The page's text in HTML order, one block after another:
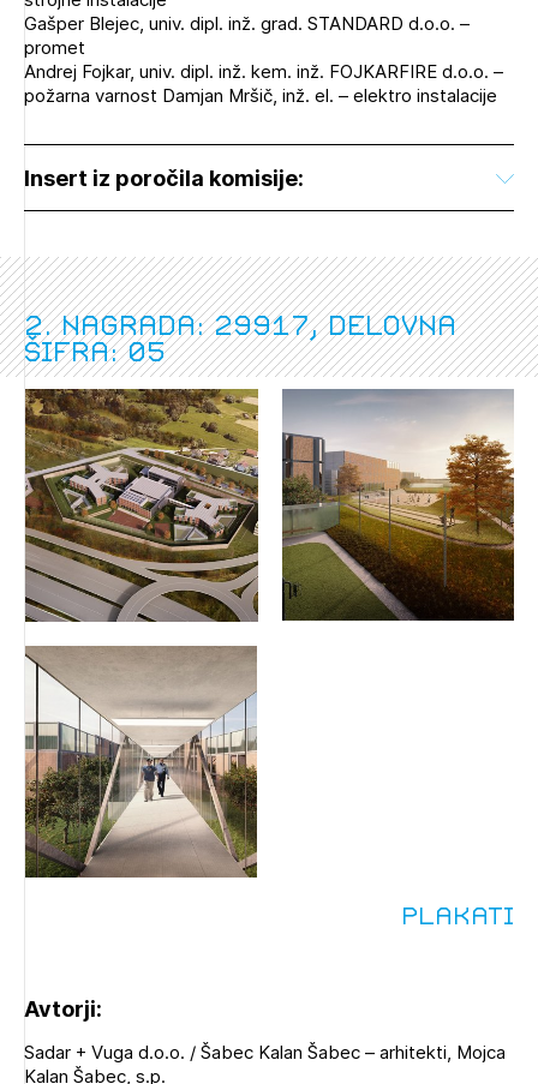
Gašper Blejec, univ. dipl. inž. grad. STANDARD d.o.o. –
promet
Andrej Fojkar, univ. dipl. inž. kem. inž. FOJKARFIRE d.o.o. –
požarna varnost Damjan Mršič, inž. el. – elektro instalacije
Insert iz poročila komisije:
2. nagrada: 29917, delovna
šifra: 05
Plakati
Avtorji:
Sadar + Vuga d.o.o. / Šabec Kalan Šabec – arhitekti, Mojca
Kalan Šabec, s.p.